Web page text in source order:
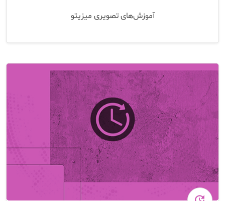
آموزش‌های تصویری میزیتو